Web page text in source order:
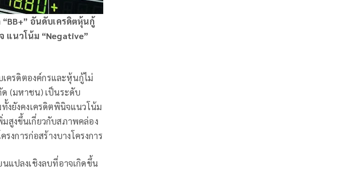
“BB+” อันดับเครดิตหุ้นกู้
แนวโน้ม “Negative”
เครดิตองค์กรและหุ้นกู้ไม่
(มหาชน) เป็นระดับ
งยังคงเครดิตพินิจแนวโน้ม
สูงขึ้นเกี่ยวกับสภาพคล่อง
งการก่อสร้างบางโครงการ
แปลงเชิงลบที่อาจเกิดขึ้น